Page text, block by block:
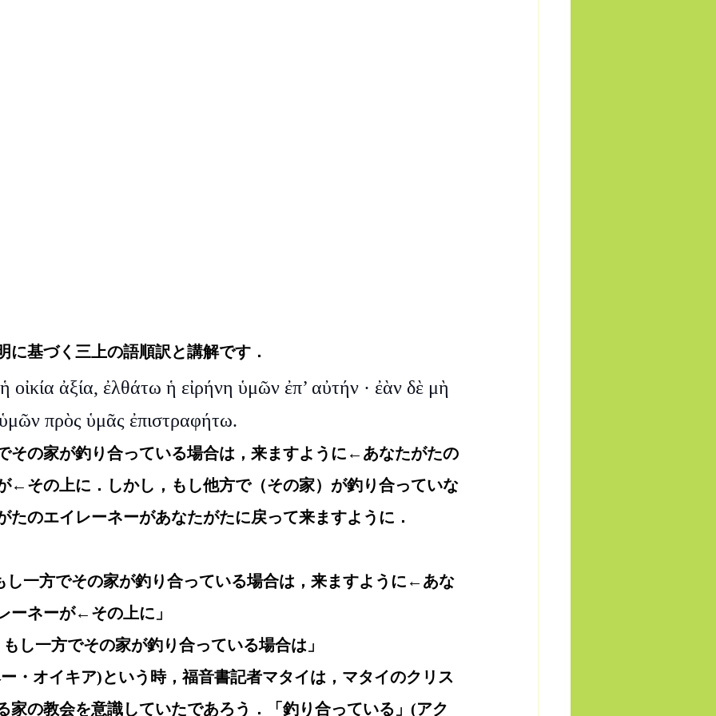
基づく三上の語順訳と講解です．
οἰκία ἀξία, ἐλθάτω ἡ εἰρήνη ὑμῶν ἐπ’ αὐτήν · ἐὰν δὲ μὴ
πρὸς ὑμᾶς ἐπιστραφήτω.
その家が釣り合っている場合は，来ますように←あなたがたの
←その上に．しかし，もし他方で（その家）が釣り合っていな
たのエイレーネーがあなたがたに戻って来ますように．
し一方でその家が釣り合っている場合は，来ますように←あな
ーネーが←その上に」
し一方でその家が釣り合っている場合は」
オイキア)という時，福音書記者マタイは，マタイのクリス
家の教会を意識していたであろう．「釣り合っている」(アク